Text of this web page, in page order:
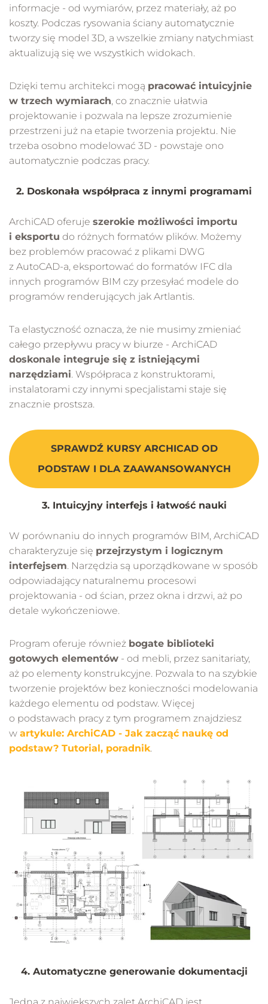
informacje - od wymiarów, przez materiały, aż po
koszty. Podczas rysowania ściany automatycznie
tworzy się model 3D, a wszelkie zmiany natychmiast
aktualizują się we wszystkich widokach.
Dzięki temu architekci mogą pracować intuicyjnie
w trzech wymiarach, co znacznie ułatwia
projektowanie i pozwala na lepsze zrozumienie
przestrzeni już na etapie tworzenia projektu. Nie
trzeba osobno modelować 3D - powstaje ono
automatycznie podczas pracy.
2. Doskonała współpraca z innymi programami
ArchiCAD oferuje szerokie możliwości importu
i eksportu do różnych formatów plików. Możemy
bez problemów pracować z plikami DWG
z AutoCAD-a, eksportować do formatów IFC dla
innych programów BIM czy przesyłać modele do
programów renderujących jak Artlantis.
Ta elastyczność oznacza, że nie musimy zmieniać
całego przepływu pracy w biurze - ArchiCAD
doskonale integruje się z istniejącymi
narzędziami. Współpraca z konstruktorami,
instalatorami czy innymi specjalistami staje się
znacznie prostsza.
SPRAWDŹ KURSY ARCHICAD OD
PODSTAW I DLA ZAAWANSOWANYCH
3. Intuicyjny interfejs i łatwość nauki
W porównaniu do innych programów BIM, ArchiCAD
charakteryzuje się przejrzystym i logicznym
interfejsem. Narzędzia są uporządkowane w sposób
odpowiadający naturalnemu procesowi
projektowania - od ścian, przez okna i drzwi, aż po
detale wykończeniowe.
Program oferuje również bogate biblioteki
gotowych elementów - od mebli, przez sanitariaty,
aż po elementy konstrukcyjne. Pozwala to na szybkie
tworzenie projektów bez konieczności modelowania
każdego elementu od podstaw. Więcej
o podstawach pracy z tym programem znajdziesz
w artykule: ArchiCAD - Jak zacząć naukę od
podstaw? Tutorial, poradnik.
4. Automatyczne generowanie dokumentacji